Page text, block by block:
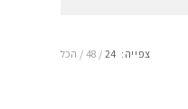
צפייה: 24
48 הכל